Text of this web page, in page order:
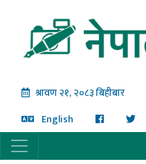
श्रावण २१, २०८३ बिहीबार
English